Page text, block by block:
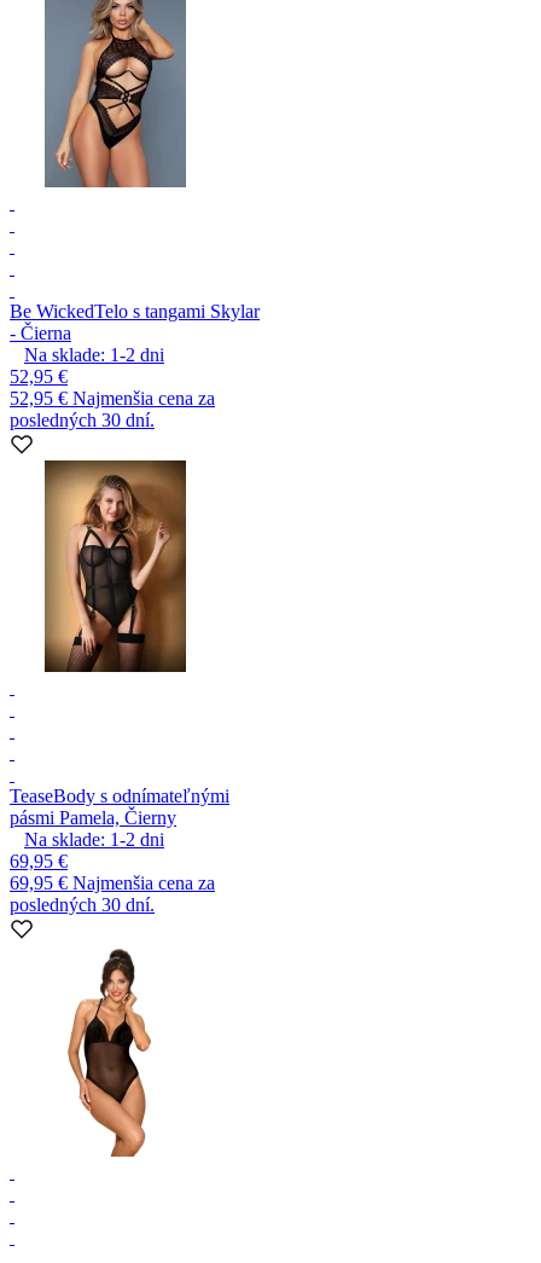
Be WickedTelo s tangami Skylar
- Čierna
Na sklade: 1-2 dni
52,95 €
52,95 € Najmenšia cena za
posledných 30 dní.
TeaseBody s odnímateľnými
pásmi Pamela, Čierny
Na sklade: 1-2 dni
69,95 €
69,95 € Najmenšia cena za
posledných 30 dní.